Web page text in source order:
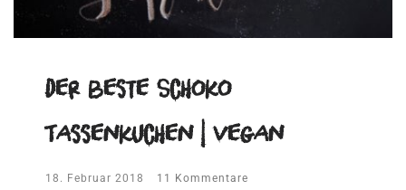
Der beste Schoko
Tassenkuchen | vegan
18. Februar 2018 11 Kommentare